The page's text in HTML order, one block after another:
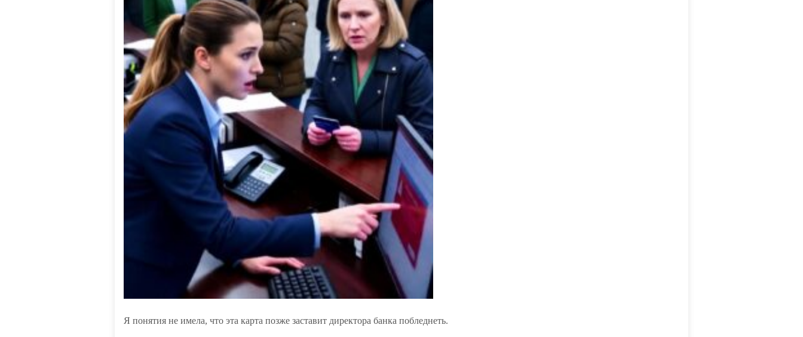
Я понятия не имела, что эта карта позже заставит директора банка побледнеть.